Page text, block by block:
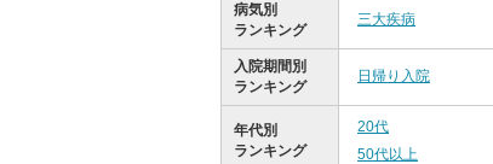
病気別
ランキング
三大疾病
入院期間別
ランキング
日帰り入院
年代別
ランキング
20代
50代以上